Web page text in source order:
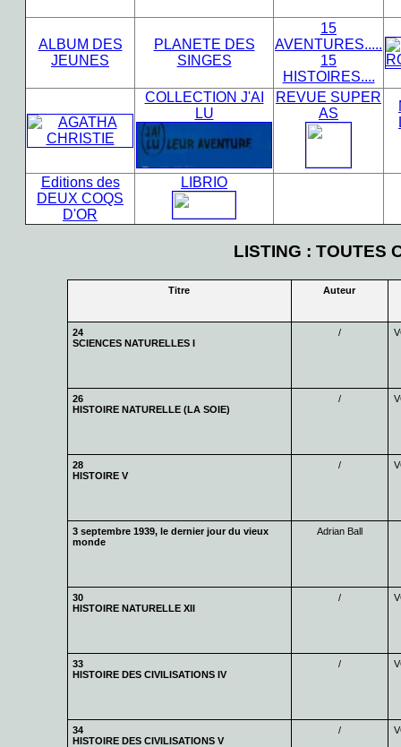
ALBUM DES
JEUNES
PLANETE DES
SINGES
15
AVENTURES.....
15
HISTOIRES....
COLLECTION J'AI
LU
REVUE SUPER
AS
Editions des
DEUX COQS
D'OR
LIBRIO
LISTING : TOUTES
Titre Auteur
24
SCIENCES NATURELLES I
/
26
HISTOIRE NATURELLE (LA SOIE)
/
28
HISTOIRE V
/
3 septembre 1939, le dernier jour du vieux
monde
Adrian Ball
30
HISTOIRE NATURELLE XII
/
33
HISTOIRE DES CIVILISATIONS IV
/
34
HISTOIRE DES CIVILISATIONS V
/